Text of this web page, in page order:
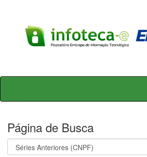
Skip
Página de Busca